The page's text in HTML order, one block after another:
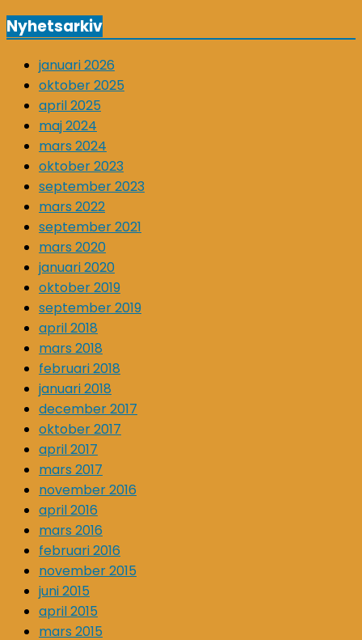
Nyhetsarkiv
januari 2026
oktober 2025
april 2025
maj 2024
mars 2024
oktober 2023
september 2023
mars 2022
september 2021
mars 2020
januari 2020
oktober 2019
september 2019
april 2018
mars 2018
februari 2018
januari 2018
december 2017
oktober 2017
april 2017
mars 2017
november 2016
april 2016
mars 2016
februari 2016
november 2015
juni 2015
april 2015
mars 2015